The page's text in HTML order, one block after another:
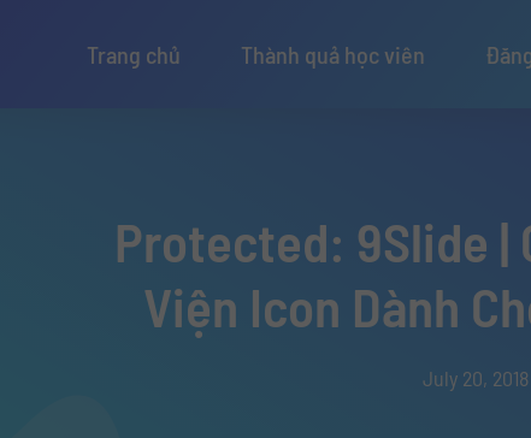
Trang chủ Thành quả học viên
Protected: 9Slide |
Viện Icon Dành
July 20, 2018